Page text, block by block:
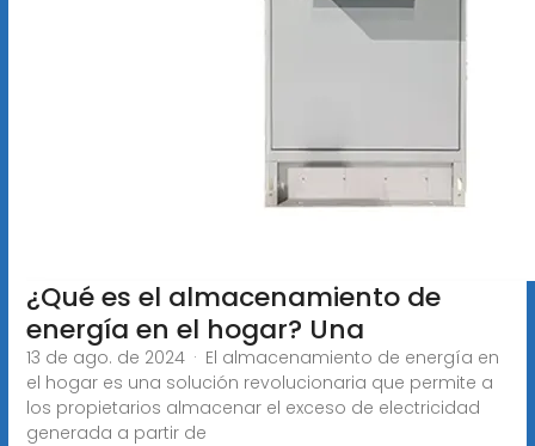
¿Qué es el almacenamiento de
energía en el hogar? Una
13 de ago. de 2024 · El almacenamiento de energía en
el hogar es una solución revolucionaria que permite a
los propietarios almacenar el exceso de electricidad
generada a partir de